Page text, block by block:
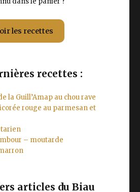
les recettes
recettes :
la Guill’Amap au chou rave
rouge au parmesan et
– moutarde
articles du Biau